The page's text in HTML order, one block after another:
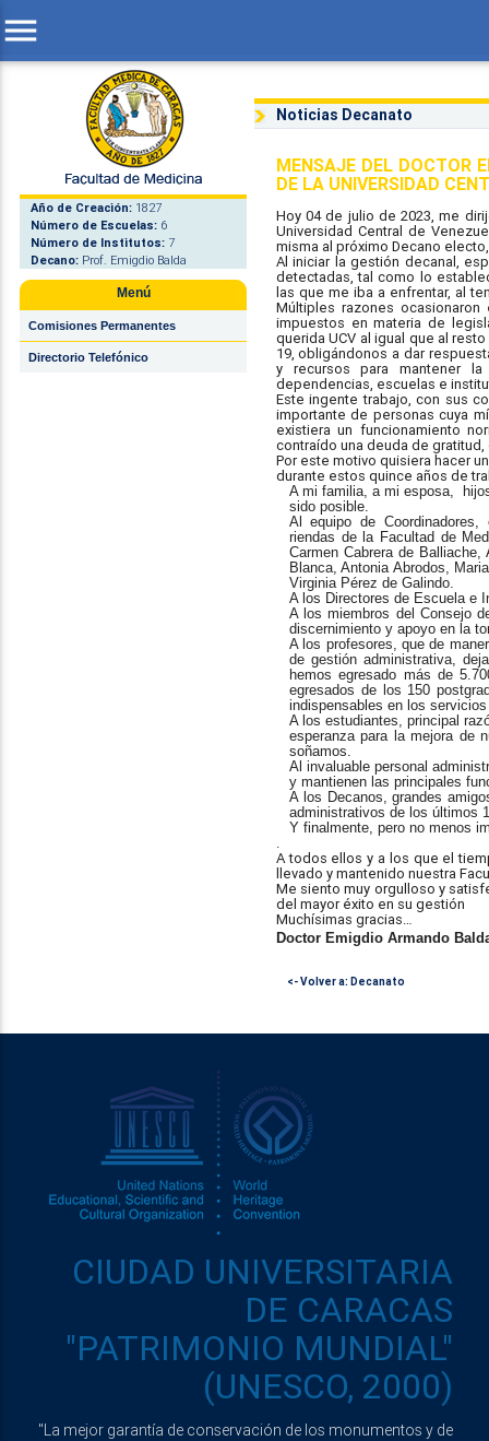
menu
Año de Creación: 1827
Número de Escuelas: 6
Número de Institutos: 7
Decano: Prof. Emigdio Balda
Menú
Comisiones Permanentes
Directorio Telefónico
Noticias Decanato
MENSAJE DEL DOCTOR
DE LA UNIVERSIDAD
Hoy 04 de julio de 2023, me
Universidad Central de
misma al próximo Decano electo,
Al iniciar la gestión decanal,
detectadas, tal como lo
las que me iba a enfrentar, al
Múltiples razones
impuestos en materia de
querida UCV al igual que al
19, obligándonos a dar
y recursos para mantener
dependencias, escuelas e
Este ingente trabajo, con sus
importante de personas cuya
existiera un funcionamiento
contraído una deuda de
Por este motivo quisiera hacer
durante estos quince años de
A mi familia, a mi esposa,
sido posible.
Al equipo de
riendas de la Facultad de
Carmen Cabrera de
Blanca, Antonia Abrodos,
Virginia Pérez de Galindo.
A los Directores de Escuela e
A los miembros del Consejo
discernimiento y apoyo en la
A los profesores, que de
de gestión administrativa,
hemos egresado más de
egresados de los 150
indispensables en los
A los estudiantes, principal
esperanza para la mejora de
soñamos.
Al invaluable personal
y mantienen las principales
A los Decanos, grandes
administrativos de los últimos
Y finalmente, pero no menos
.
A todos ellos y a los que el
llevado y mantenido nuestra
Me siento muy orgulloso y
del mayor éxito en su gestión
Muchísimas gracias…
Doctor Emigdio Armando
<- Volver a: Decanato
CIUDAD UNIVERSITARIA
DE CARACAS
"PATRIMONIO MUNDIAL"
(UNESCO, 2000)
"La mejor garantía de conservación de los monumentos y de